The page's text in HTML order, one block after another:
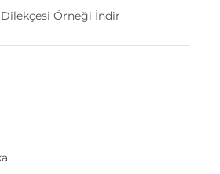
Örneği İndir